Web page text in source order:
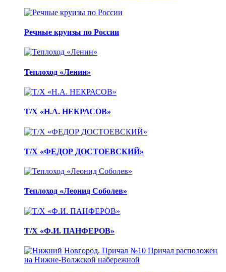
Речные круизы по России
Теплоход «Ленин»
Т/Х «Н.А. НЕКРАСОВ»
Т/Х «ФЕДОР ДОСТОЕВСКИЙ»
Теплоход «Леонид Соболев»
Т/Х «Ф.И. ПАНФЕРОВ»